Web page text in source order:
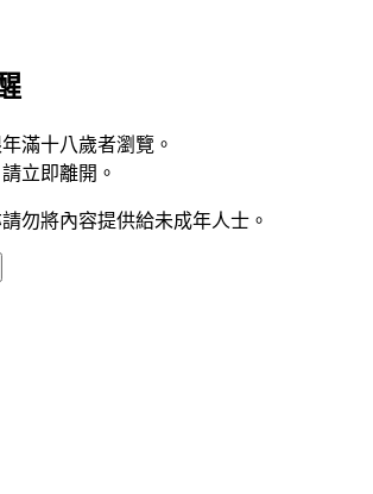
滿十八歲者瀏覽。
立即離開。
勿將內容提供給未成年人士。